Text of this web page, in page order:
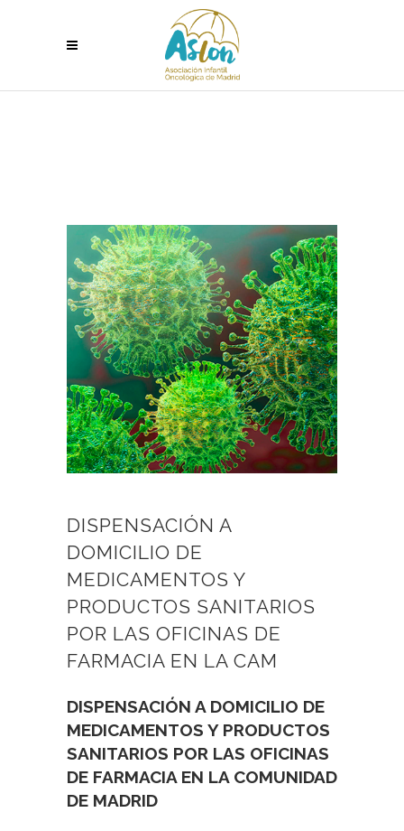
DISPENSACIÓN A
DOMICILIO DE
MEDICAMENTOS Y
PRODUCTOS SANITARIOS
POR LAS OFICINAS DE
FARMACIA EN LA CAM
DISPENSACIÓN A DOMICILIO DE
MEDICAMENTOS Y PRODUCTOS
SANITARIOS POR LAS OFICINAS
DE FARMACIA EN LA COMUNIDAD
DE MADRID